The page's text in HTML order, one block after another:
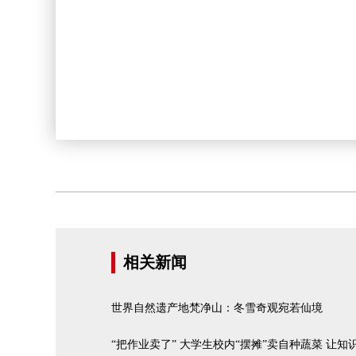
相关新闻
世界自然遗产地梵净山：冬雪奇观宛若仙境
“把作业卖了” 大学生校内“摆摊”卖自种蔬菜 让知